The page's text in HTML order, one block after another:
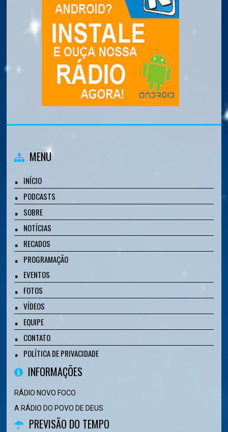
MENU
INÍCIO
PODCASTS
SOBRE
NOTÍCIAS
RECADOS
PROGRAMAÇÃO
EVENTOS
FOTOS
VÍDEOS
EQUIPE
CONTATO
POLÍTICA DE PRIVACIDADE
INFORMAÇÕES
RÁDIO NOVO FOCO
A RÁDIO DO POVO DE DEUS
PREVISÃO DO TEMPO